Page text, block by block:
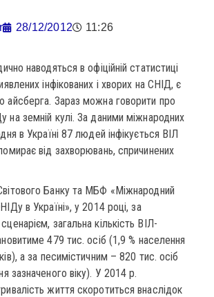
28/12/2012 11:26
наводяться в офіційній статистиці
інфікованих і хворих на СНІД, є
айсберга. Зараз можна говорити про
на земній кулі. За даними міжнародних
в Україні 87 людей інфікується ВІЛ
від захворювань, спричинених
Банку та МБФ «Міжнародний
в Україні», у 2014 році, за
загальна кількість ВІЛ-
479 тис. осіб (1,9 % населення
а за песимістичним – 820 тис. осіб
зазначеного віку). У 2014 р.
життя скоротиться внаслідок